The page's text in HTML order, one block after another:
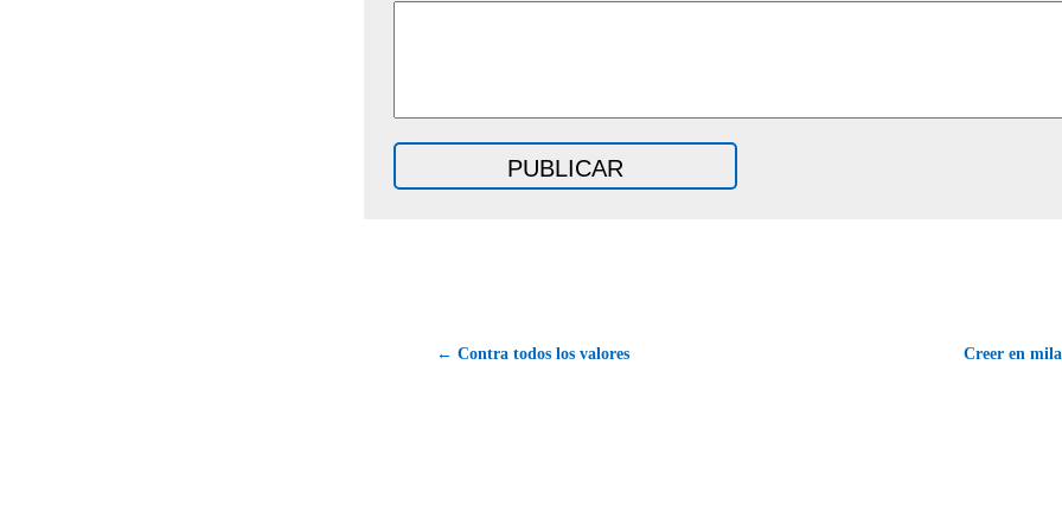
← Contra todos los valores Creer en